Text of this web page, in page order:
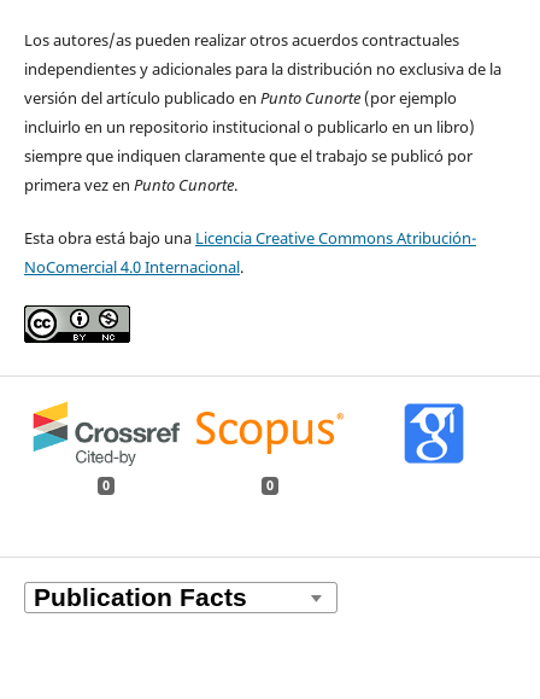
Los autores/as pueden realizar otros acuerdos contractuales
independientes y adicionales para la distribución no exclusiva de la
versión del artículo publicado en Punto Cunorte(por ejemplo
incluirlo en un repositorio institucional o publicarlo en un libro)
siempre que indiquen claramente que el trabajo se publicó por
primera vez en Punto Cunorte.
Esta obra está bajo una Licencia Creative Commons Atribución-
NoComercial 4.0 Internacional.
0 0